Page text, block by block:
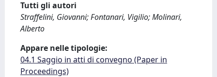
Tutti gli autori
Straffelini, Giovanni; Fontanari, Vigilio; Molinari,
Alberto
Appare nelle tipologie:
04.1 Saggio in atti di convegno (Paper in
Proceedings)